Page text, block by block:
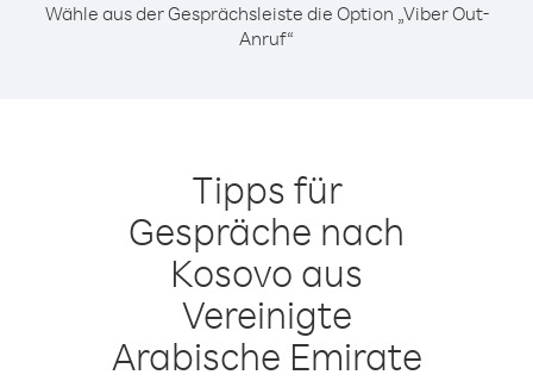
Wähle aus der Gesprächsleiste die Option „Viber Out-
Anruf“
Tipps für
Gespräche nach
Kosovo aus
Vereinigte
Arabische Emirate